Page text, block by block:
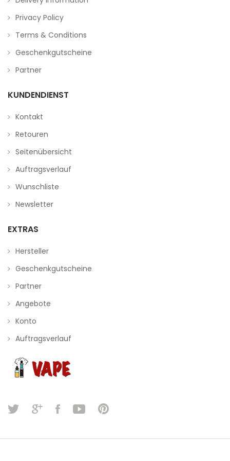
Privacy Policy
Terms & Conditions
Geschenkgutscheine
Partner
KUNDENDIENST
Kontakt
Retouren
Seitenübersicht
Auftragsverlauf
Wunschliste
Newsletter
EXTRAS
Hersteller
Geschenkgutscheine
Partner
Angebote
Konto
Auftragsverlauf